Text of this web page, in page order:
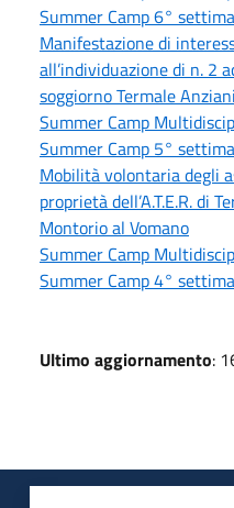
Summer Camp 6°
Manifestazione di
all’individuazione di n. 2
soggiorno Termale
Summer Camp
Summer Camp 5°
Mobilità volontaria degli
proprietà dell’A.T.E.R. di
Montorio al Vomano
Summer Camp
Summer Camp 4°
Ultimo aggiornamento: